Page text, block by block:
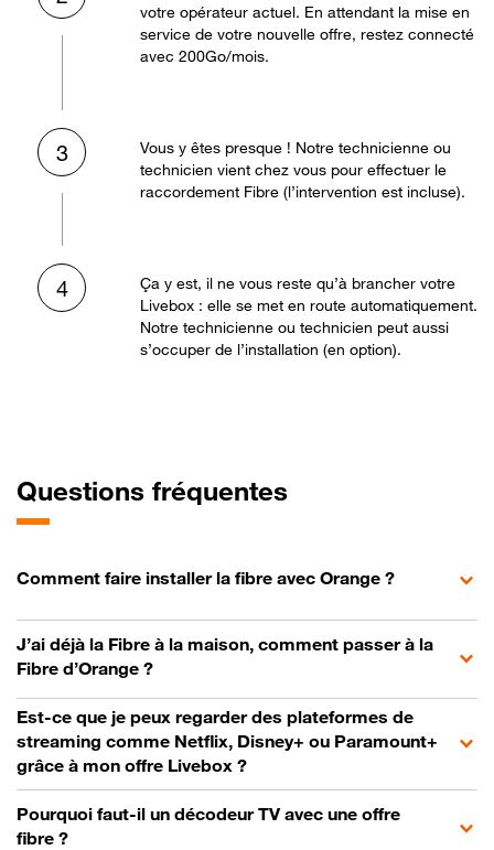
votre opérateur actuel. En attendant la mise en
service de votre nouvelle offre, restez connecté
avec 200Go/mois.
3
Vous y êtes presque ! Notre technicienne ou
technicien vient chez vous pour effectuer le
raccordement Fibre (l’intervention est incluse).
4
Ça y est, il ne vous reste qu’à brancher votre
Livebox : elle se met en route automatiquement.
Notre technicienne ou technicien peut aussi
s’occuper de l’installation (en option).
Questions fréquentes
Comment faire installer la fibre avec Orange ?
J’ai déjà la Fibre à la maison, comment passer à la
Fibre d’Orange ?
Est-ce que je peux regarder des plateformes de
streaming comme Netflix, Disney+ ou Paramount+
grâce à mon offre Livebox ?
Pourquoi faut-il un décodeur TV avec une offre
fibre ?